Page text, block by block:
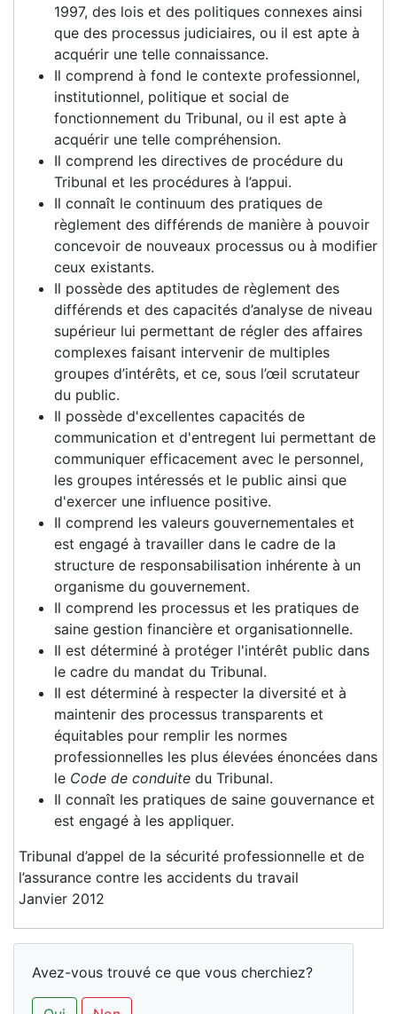
1997, des lois et des politiques connexes ainsi
que des processus judiciaires, ou il est apte à
acquérir une telle connaissance.
Il comprend à fond le contexte professionnel,
institutionnel, politique et social de
fonctionnement du Tribunal, ou il est apte à
acquérir une telle compréhension.
Il comprend les directives de procédure du
Tribunal et les procédures à l’appui.
Il connaît le continuum des pratiques de
règlement des différends de manière à pouvoir
concevoir de nouveaux processus ou à modifier
ceux existants.
Il possède des aptitudes de règlement des
différends et des capacités d’analyse de niveau
supérieur lui permettant de régler des affaires
complexes faisant intervenir de multiples
groupes d’intérêts, et ce, sous l’œil scrutateur
du public.
Il possède d'excellentes capacités de
communication et d'entregent lui permettant de
communiquer efficacement avec le personnel,
les groupes intéressés et le public ainsi que
d'exercer une influence positive.
Il comprend les valeurs gouvernementales et
est engagé à travailler dans le cadre de la
structure de responsabilisation inhérente à un
organisme du gouvernement.
Il comprend les processus et les pratiques de
saine gestion financière et organisationnelle.
Il est déterminé à protéger l'intérêt public dans
le cadre du mandat du Tribunal.
Il est déterminé à respecter la diversité et à
maintenir des processus transparents et
équitables pour remplir les normes
professionnelles les plus élevées énoncées dans
le Code de conduite du Tribunal.
Il connaît les pratiques de saine gouvernance et
est engagé à les appliquer.
Tribunal d’appel de la sécurité professionnelle et de
l’assurance contre les accidents du travail
Janvier 2012
Avez-vous trouvé ce que vous cherchiez?